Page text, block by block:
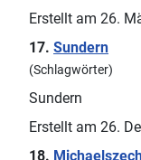
Erstellt am 26.
17. Sundern
(Schlagwörter)
Sundern
Erstellt am 26.
18.